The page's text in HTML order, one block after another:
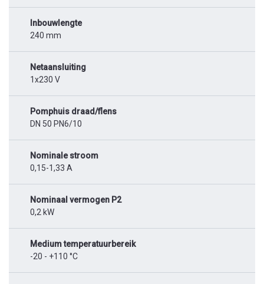
Inbouwlengte
240 mm
Netaansluiting
1x230 V
Pomphuis draad/flens
DN 50 PN6/10
Nominale stroom
0,15-1,33 A
Nominaal vermogen P2
0,2 kW
Medium temperatuurbereik
-20 - +110 °C